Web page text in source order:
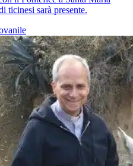
ticinesi sarà presente.